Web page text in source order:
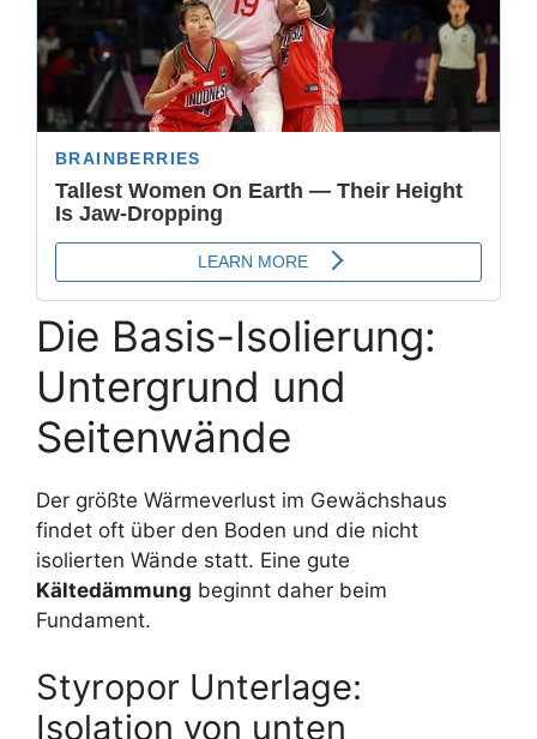
Die Basis-Isolierung:
Untergrund und
Seitenwände
Der größte Wärmeverlust im Gewächshaus
findet oft über den Boden und die nicht
isolierten Wände statt. Eine gute
Kältedämmung beginnt daher beim
Fundament.
Styropor Unterlage:
Isolation von unten